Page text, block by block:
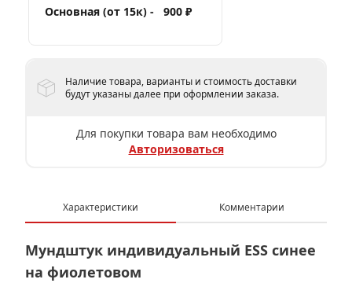
Основная (от 15к) -
900 ₽
Наличие товара, варианты и стоимость доставки
будут указаны далее при оформлении заказа.
Для покупки товара вам необходимо
Авторизоваться
Характеристики Комментарии
Мундштук индивидуальный ESS синее
на фиолетовом